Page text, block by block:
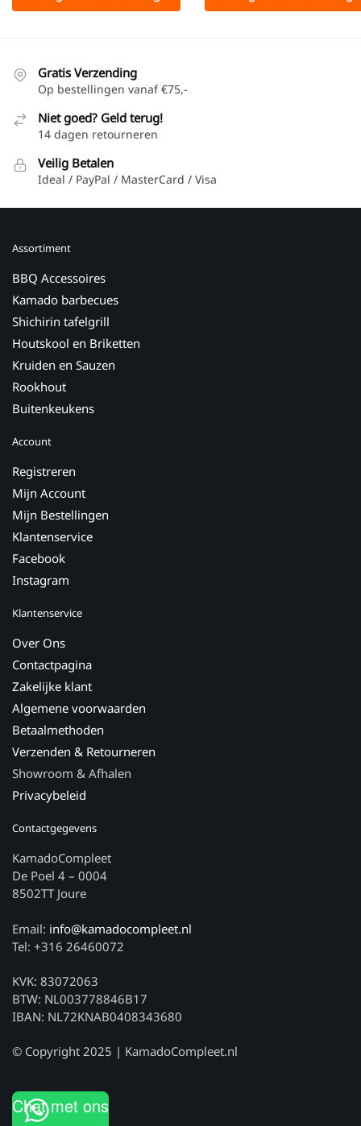
Gratis Verzending
Op bestellingen vanaf €75,-
Niet goed? Geld terug!
14 dagen retourneren
Veilig Betalen
Ideal / PayPal / MasterCard / Visa
Assortiment
BBQ Accessoires
Kamado barbecues
Shichirin tafelgrill
Houtskool en Briketten
Kruiden en Sauzen
Rookhout
Buitenkeukens
Account
Registreren
Mijn Account
Mijn Bestellingen
Klantenservice
Facebook
Instagram
Klantenservice
Over Ons
Contactpagina
Zakelijke klant
Algemene voorwaarden
Betaalmethoden
Verzenden & Retourneren
Showroom & Afhalen
Privacybeleid
Contactgegevens
KamadoCompleet
De Poel 4 – 0004
8502TT Joure
Email: info@kamadocompleet.nl
Tel: +316 26460072
KVK: 83072063
BTW: NL003778846B17
IBAN: NL72KNAB0408343680
© Copyright 2025 | KamadoCompleet.nl
Chat met ons